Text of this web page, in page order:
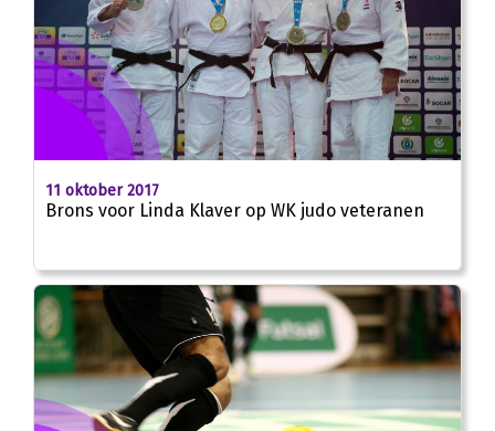
11 oktober 2017
Brons voor Linda Klaver op WK judo veteranen